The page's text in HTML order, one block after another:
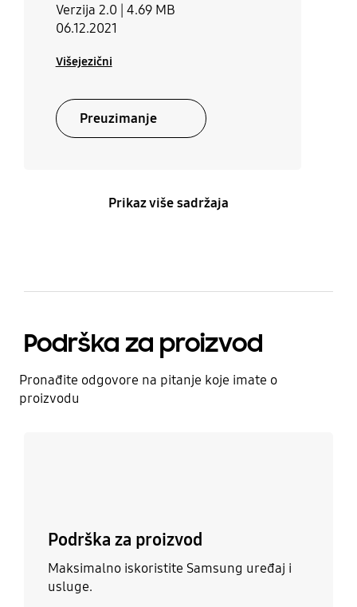
Verzija 2.0 | 4.69 MB
06.12.2021
Višejezični
Preuzimanje
Prikaz više sadržaja
Podrška za proizvod
Pronađite odgovore na pitanje koje imate o
proizvodu
Podrška za proizvod
Maksimalno iskoristite Samsung uređaj i
usluge.